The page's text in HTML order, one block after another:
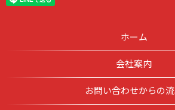
ホーム
会社案内
お問い合わせからの